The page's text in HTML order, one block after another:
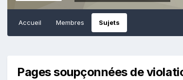
Accueil Membres Sujets
Pages soupçonnées de